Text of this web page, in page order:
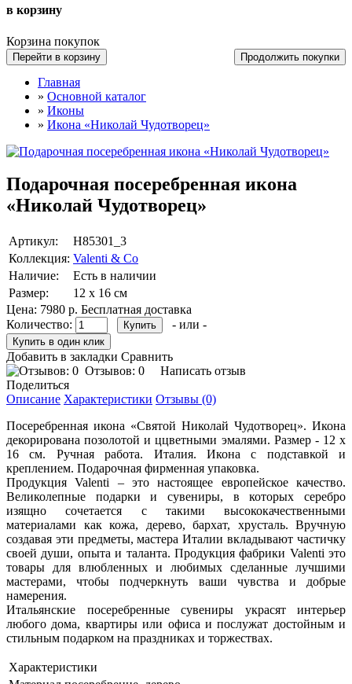
в корзину
Корзина покупок
Перейти в корзину Продолжить покупки
Главная
» Основной каталог
» Иконы
» Икона «Николай Чудотворец»
Подарочная посеребренная икона
«Николай Чудотворец»
Артикул:
Н85301_3
Коллекция: Valenti & Co
Наличие:
Есть в наличии
Размер:
12 х 16 см
Цена: 7980 р. Бесплатная доставка
Количество:
- или -
Добавить в закладки Сравнить
Отзывов: 0
Написать отзыв
Поделиться
Описание Характеристики Отзывы (0)
Посеребренная икона «Святой Николай Чудотворец». Икона
декорирована позолотой и ццветными эмалями. Размер - 12 х
16 см. Ручная работа. Италия. Икона с подставкой и
креплением. Подарочная фирменная упаковка.
Продукция Valenti – это настоящее европейское качество.
Великолепные подарки и сувениры, в которых серебро
изящно сочетается с такими высококачественными
материалами как кожа, дерево, бархат, хрусталь. Вручную
создавая эти предметы, мастера Италии вкладывают частичку
своей души, опыта и таланта. Продукция фабрики Valenti это
товары для влюбленных и любимых сделанные лучшими
мастерами, чтобы подчеркнуть ваши чувства и добрые
намерения.
Итальянские посеребренные сувениры украсят интерьер
любого дома, квартиры или офиса и послужат достойным и
стильным подарком на праздниках и торжествах.
Характеристики